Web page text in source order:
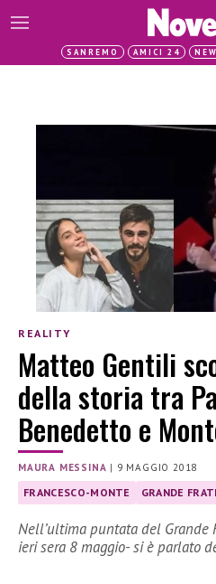
SANREMO AMICI 24
REALITY
Matteo Gentili
della storia tra
Benedetto e
MAURA MESSINA | 9 MAGGIO 2018
FRANCESCO-MONTE GRANDE
Nell’ultima puntata del
ieri sera 8 maggio- si è parlato